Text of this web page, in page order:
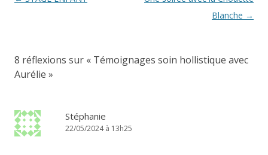
Blanche →
8 réflexions sur « Témoignages soin hollistique avec
Aurélie »
Stéphanie
22/05/2024 à 13h25